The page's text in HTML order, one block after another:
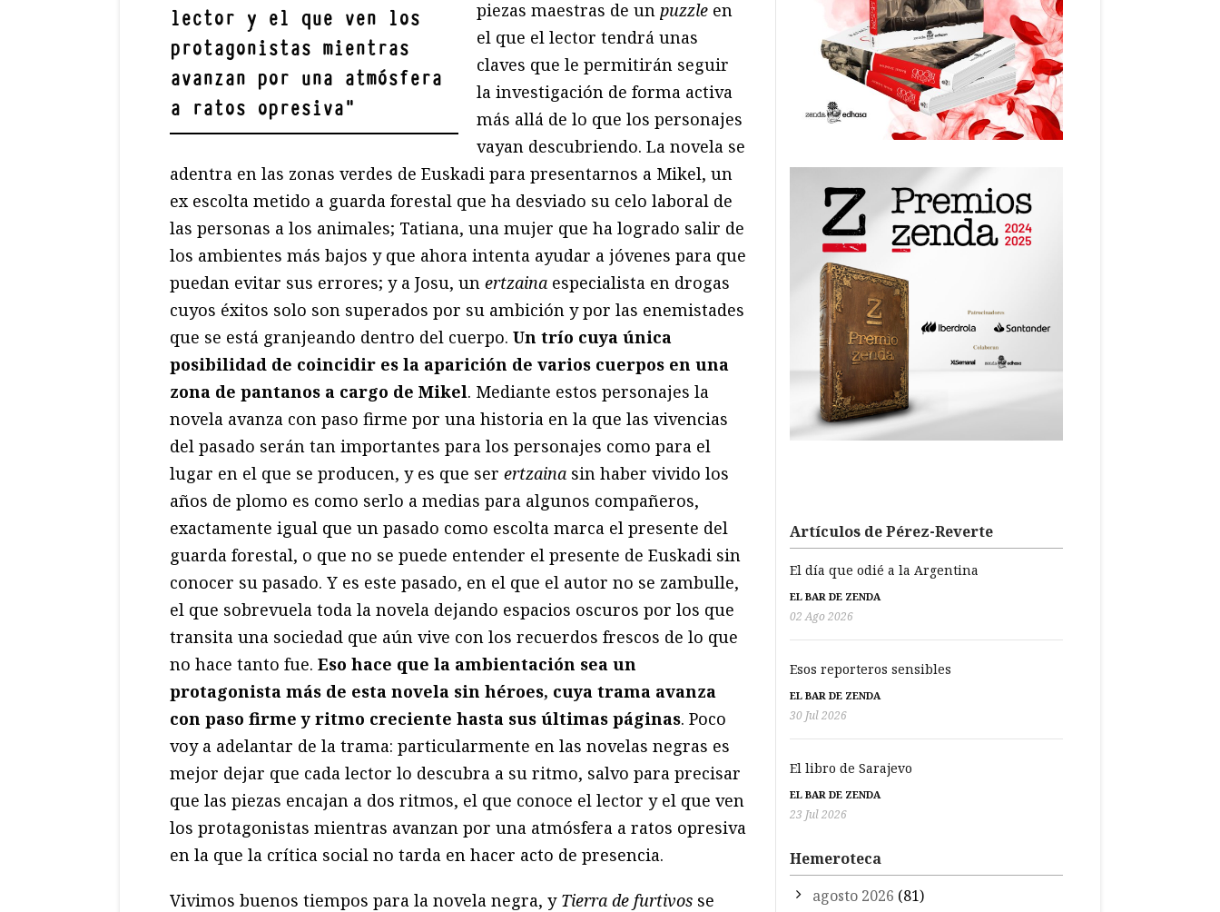
lector y el que ven los
protagonistas mientras
avanzan por una atmósfera
a ratos opresiva"
piezas maestras de unpuzzle en
el que el lector tendrá unas
claves que le permitirán seguir
la investigación de forma activa
más allá de lo que los personajes
vayan descubriendo. La novela se
adentra en las zonas verdes de Euskadi para presentarnos a Mikel, un
ex escolta metido a guarda forestal que ha desviado su celo laboral de
las personas a los animales; Tatiana, una mujer que ha logrado salir de
los ambientes más bajos y que ahora intenta ayudar a jóvenes para que
puedan evitar sus errores; y a Josu, un ertzaina especialista en drogas
cuyos éxitos solo son superados por su ambición y por las enemistades
que se está granjeando dentro del cuerpo. Un trío cuya única
posibilidad de coincidir es la aparición de varios cuerpos en una
zona de pantanos a cargo de Mikel. Mediante estos personajes la
novela avanza con paso firme por una historia en la que las vivencias
del pasado serán tan importantes para los personajes como para el
lugar en el que se producen, y es que ser ertzaina sin haber vivido los
años de plomo es como serlo a medias para algunos compañeros,
exactamente igual que un pasado como escolta marca el presente del
guarda forestal, o que no se puede entender el presente de Euskadi sin
conocer su pasado. Y es este pasado, en el que el autor no se zambulle,
el que sobrevuela toda la novela dejando espacios oscuros por los que
transita una sociedad que aún vive con los recuerdos frescos de lo que
no hace tanto fue. Eso hace que la ambientación sea un
protagonista más de esta novela sin héroes, cuya trama avanza
con paso firme y ritmo creciente hasta sus últimas páginas. Poco
voy a adelantar de la trama: particularmente en las novelas negras es
mejor dejar que cada lector lo descubra a su ritmo, salvo para precisar
que las piezas encajan a dos ritmos, el que conoce el lector y el que ven
los protagonistas mientras avanzan por una atmósfera a ratos opresiva
en la que la crítica social no tarda en hacer acto de presencia.
Vivimos buenos tiempos para la novela negra, y Tierra de furtivos se
Artículos de Pérez-Reverte
El día que odié a la Argentina
EL BAR DE ZENDA
02 Ago 2026
Esos reporteros sensibles
EL BAR DE ZENDA
30 Jul 2026
El libro de Sarajevo
EL BAR DE ZENDA
23 Jul 2026
Hemeroteca
agosto 2026 (81)